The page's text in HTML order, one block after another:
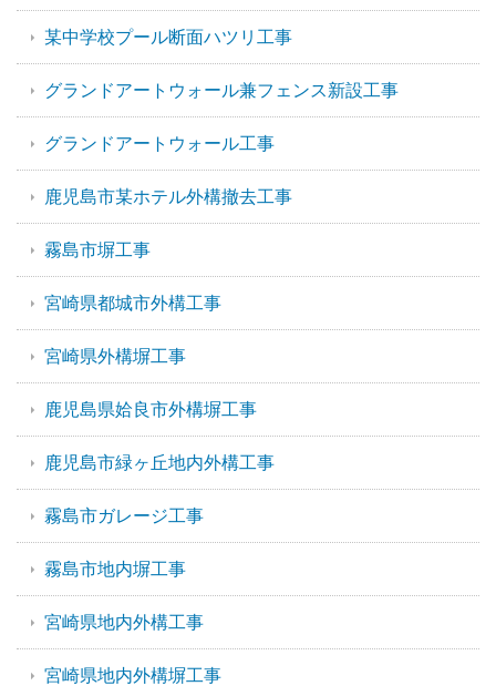
某中学校プール断面ハツリ工事
グランドアートウォール兼フェンス新設工事
グランドアートウォール工事
鹿児島市某ホテル外構撤去工事
霧島市塀工事
宮崎県都城市外構工事
宮崎県外構塀工事
鹿児島県姶良市外構塀工事
鹿児島市緑ヶ丘地内外構工事
霧島市ガレージ工事
霧島市地内塀工事
宮崎県地内外構工事
宮崎県地内外構塀工事